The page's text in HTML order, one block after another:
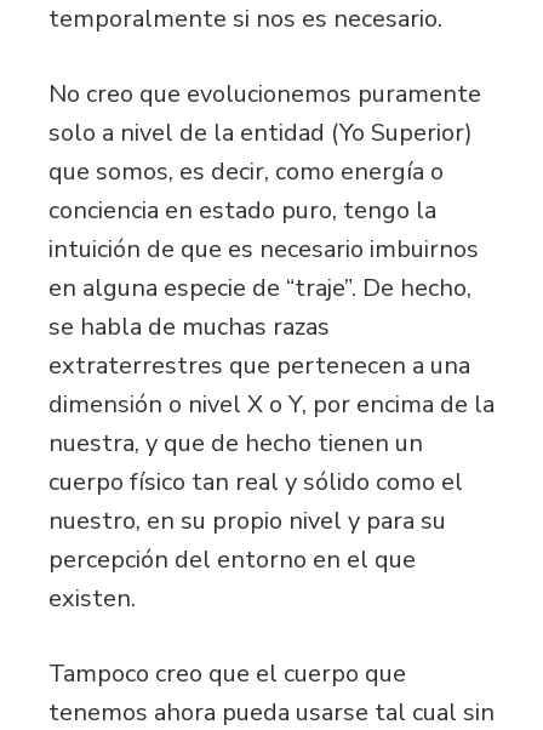
temporalmente si nos es necesario.
No creo que evolucionemos puramente
solo a nivel de la entidad (Yo Superior)
que somos, es decir, como energía o
conciencia en estado puro, tengo la
intuición de que es necesario imbuirnos
en alguna especie de “traje”. De hecho,
se habla de muchas razas
extraterrestres que pertenecen a una
dimensión o nivel X o Y, por encima de la
nuestra, y que de hecho tienen un
cuerpo físico tan real y sólido como el
nuestro, en su propio nivel y para su
percepción del entorno en el que
existen.
Tampoco creo que el cuerpo que
tenemos ahora pueda usarse tal cual sin